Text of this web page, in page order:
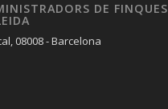
DE
08008 - Barcelona